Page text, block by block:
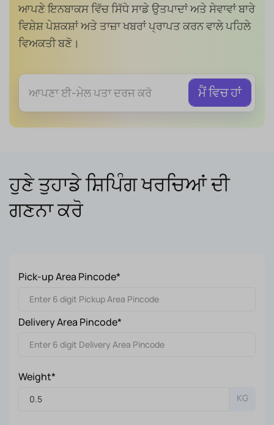
ਆਪਣੇ ਇਨਬਾਕਸ ਵਿੱਚ ਸਿੱਧੇ ਸਾਡੇ ਉਤਪਾਦਾਂ ਅਤੇ ਸੇਵਾਵਾਂ ਬਾਰੇ
ਵਿਸ਼ੇਸ਼ ਪੇਸ਼ਕਸ਼ਾਂ ਅਤੇ ਤਾਜ਼ਾ ਖਬਰਾਂ ਪ੍ਰਾਪਤ ਕਰਨ ਵਾਲੇ ਪਹਿਲੇ
ਵਿਅਕਤੀ ਬਣੋ।
ਹੁਣੇ ਤੁਹਾਡੇ ਸ਼ਿਪਿੰਗ ਖਰਚਿਆਂ ਦੀ
ਗਣਨਾ ਕਰੋ
Pick-up Area Pincode*
Delivery Area Pincode*
Weight*
KG